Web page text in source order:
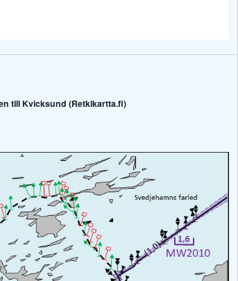
till Kvicksund (Retkikartta.fi)